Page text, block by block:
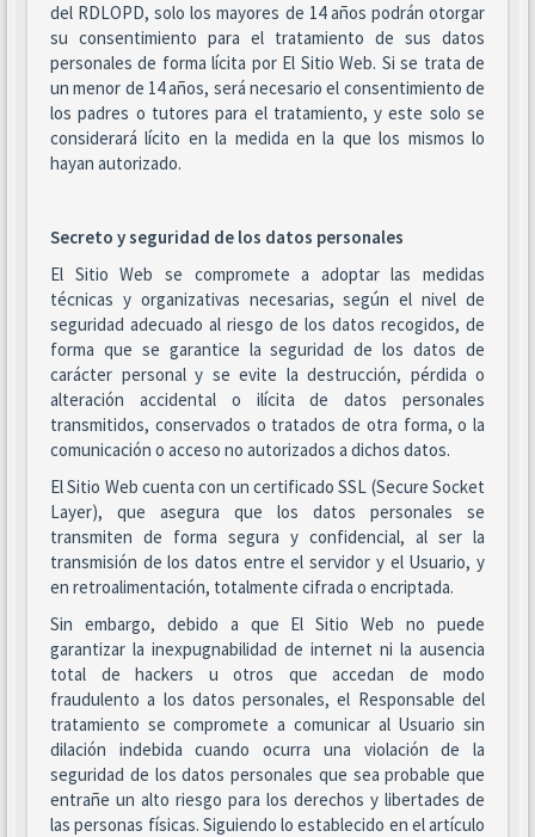
del RDLOPD, solo los mayores de 14 años podrán otorgar
su consentimiento para el tratamiento de sus datos
personales de forma lícita por El Sitio Web. Si se trata de
un menor de 14 años, será necesario el consentimiento de
los padres o tutores para el tratamiento, y este solo se
considerará lícito en la medida en la que los mismos lo
hayan autorizado.
Secreto y seguridad de los datos personales
El Sitio Web se compromete a adoptar las medidas
técnicas y organizativas necesarias, según el nivel de
seguridad adecuado al riesgo de los datos recogidos, de
forma que se garantice la seguridad de los datos de
carácter personal y se evite la destrucción, pérdida o
alteración accidental o ilícita de datos personales
transmitidos, conservados o tratados de otra forma, o la
comunicación o acceso no autorizados a dichos datos.
El Sitio Web cuenta con un certificado SSL (Secure Socket
Layer), que asegura que los datos personales se
transmiten de forma segura y confidencial, al ser la
transmisión de los datos entre el servidor y el Usuario, y
en retroalimentación, totalmente cifrada o encriptada.
Sin embargo, debido a que El Sitio Web no puede
garantizar la inexpugnabilidad de internet ni la ausencia
total de hackers u otros que accedan de modo
fraudulento a los datos personales, el Responsable del
tratamiento se compromete a comunicar al Usuario sin
dilación indebida cuando ocurra una violación de la
seguridad de los datos personales que sea probable que
entrañe un alto riesgo para los derechos y libertades de
las personas físicas. Siguiendo lo establecido en el artículo